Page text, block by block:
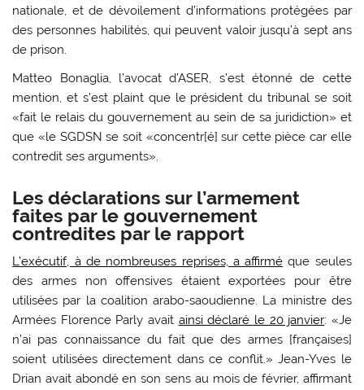
nationale, et de dévoilement d’informations protégées par
des personnes habilités, qui peuvent valoir jusqu’à sept ans
de prison.
Matteo Bonaglia, l’avocat d’ASER, s’est étonné de cette
mention, et s’est plaint que le président du tribunal se soit
«fait le relais du gouvernement au sein de sa juridiction» et
que «le SGDSN se soit «concentr[é] sur cette pièce car elle
contredit ses arguments».
Les déclarations sur l’armement
faites par le gouvernement
contredites par le rapport
L’exécutif, à de nombreuses reprises, a affirmé que seules
des armes non offensives étaient exportées pour être
utilisées par la coalition arabo-saoudienne. La ministre des
Armées Florence Parly avait ainsi déclaré le 20 janvier: «Je
n’ai pas connaissance du fait que des armes [françaises]
soient utilisées directement dans ce conflit.» Jean-Yves le
Drian avait abondé en son sens au mois de février, affirmant